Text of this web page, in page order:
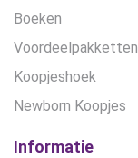
Boeken
Voordeelpakketten
Koopjeshoek
Newborn Koopjes
Informatie